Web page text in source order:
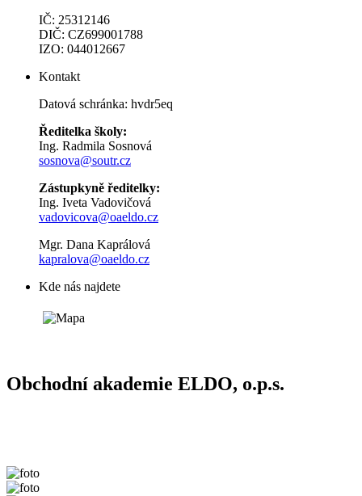
IČ: 25312146
DIČ: CZ699001788
IZO: 044012667
Kontakt
Datová schránka: hvdr5eq
Ředitelka školy:
Ing. Radmila Sosnová
sosnova@soutr.cz
Zástupkyně ředitelky:
Ing. Iveta Vadovičová
vadovicova@oaeldo.cz
Mgr. Dana Kaprálová
kapralova@oaeldo.cz
Kde nás najdete
Obchodní akademie ELDO, o.p.s.